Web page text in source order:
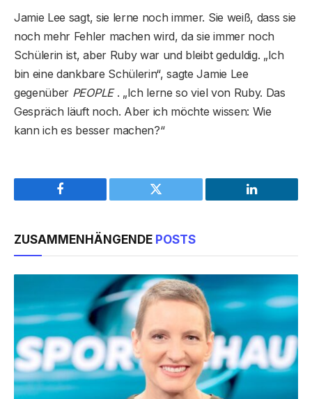
Jamie Lee sagt, sie lerne noch immer. Sie weiß, dass sie
noch mehr Fehler machen wird, da sie immer noch
Schülerin ist, aber Ruby war und bleibt geduldig. „Ich
bin eine dankbare Schülerin“, sagte Jamie Lee
gegenüber PEOPLE. „Ich lerne so viel von Ruby. Das
Gespräch läuft noch. Aber ich möchte wissen: Wie
kann ich es besser machen?“
Facebook Twitter LinkedIn
ZUSAMMENHÄNGENDE POSTS